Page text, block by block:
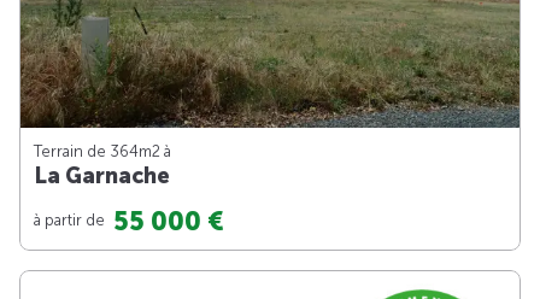
Terrain de 364m2 à
La Garnache
à partir de 55 000 €